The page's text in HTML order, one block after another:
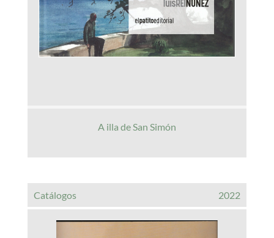
A illa de San Simón
Catálogos 2022